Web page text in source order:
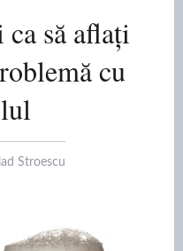
să aflați
cu
Stroescu